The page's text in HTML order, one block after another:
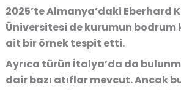
2025’te Almanya’daki Eberhard
Üniversitesi de kurumun bodrum
ait bir örnek tespit etti.
Ayrıca türün İtalya’da da
dair bazı atıflar mevcut. Ancak